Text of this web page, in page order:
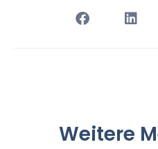
Weitere